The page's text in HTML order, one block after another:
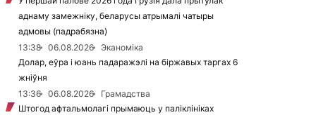
аднаму замежніку, беларусы атрымалі чатыры
адмовы (падрабязна)
13:38
06.08.2026
Эканоміка
Долар, еўра і юань падаражэлі на біржавых таргах 6
жніўня
13:36
06.08.2026
Грамадства
Штогод афтальмолагі прымаюць у паліклініках